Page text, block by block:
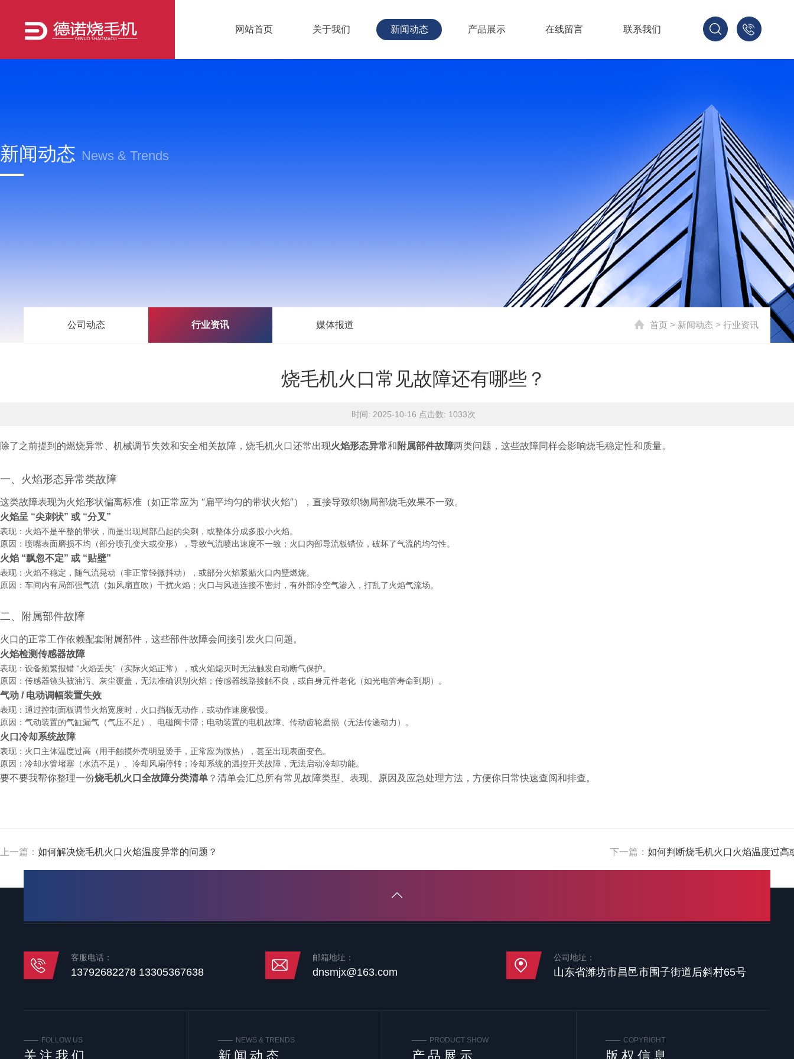
网站首页 关于我们 新闻动态 产品展示 在线留言 联系我们
新闻动态 News & Trends
公司动态 行业资讯 媒体报道 首页 > 新闻动态 > 行业资讯
烧毛机火口常见故障还有哪些？
时间: 2025-10-16 点击数: 1033次
除了之前提到的燃烧异常、机械调节失效和安全相关故障，烧毛机火口还常出现火焰形态异常和附属部件故障两类问题，这些故障同样会影响烧毛稳定性和质量。
一、火焰形态异常类故障
这类故障表现为火焰形状偏离标准（如正常应为 “扁平均匀的带状火焰”），直接导致织物局部烧毛效果不一致。
火焰呈 “尖刺状” 或 “分叉”
表现：火焰不是平整的带状，而是出现局部凸起的尖刺，或整体分成多股小火焰。
原因：喷嘴表面磨损不均（部分喷孔变大或变形），导致气流喷出速度不一致；火口内部导流板错位，破坏了气流的均匀性。
火焰 “飘忽不定” 或 “贴壁”
表现：火焰不稳定，随气流晃动（非正常轻微抖动），或部分火焰紧贴火口内壁燃烧。
原因：车间内有局部强气流（如风扇直吹）干扰火焰；火口与风道连接不密封，有外部冷空气渗入，打乱了火焰气流场。
二、附属部件故障
火口的正常工作依赖配套附属部件，这些部件故障会间接引发火口问题。
火焰检测传感器故障
表现：设备频繁报错 “火焰丢失”（实际火焰正常），或火焰熄灭时无法触发自动断气保护。
原因：传感器镜头被油污、灰尘覆盖，无法准确识别火焰；传感器线路接触不良，或自身元件老化（如光电管寿命到期）。
气动 / 电动调幅装置失效
表现：通过控制面板调节火焰宽度时，火口挡板无动作，或动作速度极慢。
原因：气动装置的气缸漏气（气压不足）、电磁阀卡滞；电动装置的电机故障、传动齿轮磨损（无法传递动力）。
火口冷却系统故障
表现：火口主体温度过高（用手触摸外壳明显烫手，正常应为微热），甚至出现表面变色。
原因：冷却水管堵塞（水流不足）、冷却风扇停转；冷却系统的温控开关故障，无法启动冷却功能。
要不要我帮你整理一份烧毛机火口全故障分类清单 ？清单会汇总所有常见故障类型、表现、原因及应急处理方法，方便你日常快速查阅和排查。
上一篇： 如何解决烧毛机火口火焰温度异常的问题？ 下一篇： 如何判断烧毛机火口火焰温度过高
客服电话：
13792682278 13305367638
邮箱地址：
dnsmjx@163.com
公司地址：
山东省潍坊市昌邑市围子街道后斜村65号
FOLLOW US
关注我们
NEWS & TRENDS
新闻动态
PRODUCT SHOW
产品展示
COPYRIGHT
版权信息